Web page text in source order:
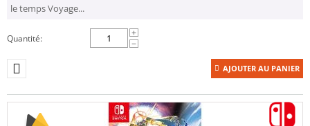
le temps Voyage...
Quantité:
+
−
AJOUTER AU PANIER